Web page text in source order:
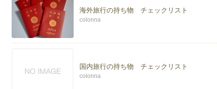
海外旅行の持ち物 チェックリスト
colonna
国内旅行の持ち物 チェックリスト
colonna